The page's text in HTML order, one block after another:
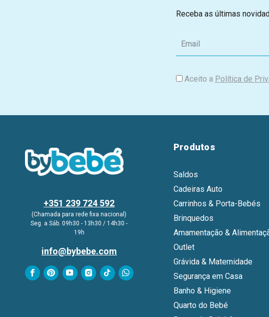
Receba as últimas
m
i
Aceito a Política de
+351 239 724 592
(Chamada para rede fixa nacional)
Seg. a Sáb. 09h30 - 13h30 / 14h30 -
19h
info@bybebe.com
Produtos
Saldos
Cadeiras Auto
Carrinhos & Porta-Bebés
Brinquedos
Amamentação &
Outlet
Grávida & Maternidade
Segurança em Casa
Banho & Higiene
Quarto do Bebé